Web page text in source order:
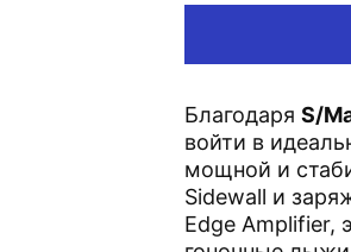
Благодаря S/
войти в
мощной и
Sidewall и
Edge Amplifier,